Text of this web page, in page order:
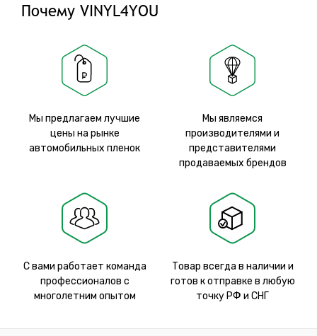
Почему VINYL4YOU
Мы предлагаем лучшие
цены на рынке
автомобильных пленок
Мы являемся
производителями и
представителями
продаваемых брендов
С вами работает команда
профессионалов с
многолетним опытом
Товар всегда в наличии и
готов к отправке в любую
точку РФ и СНГ